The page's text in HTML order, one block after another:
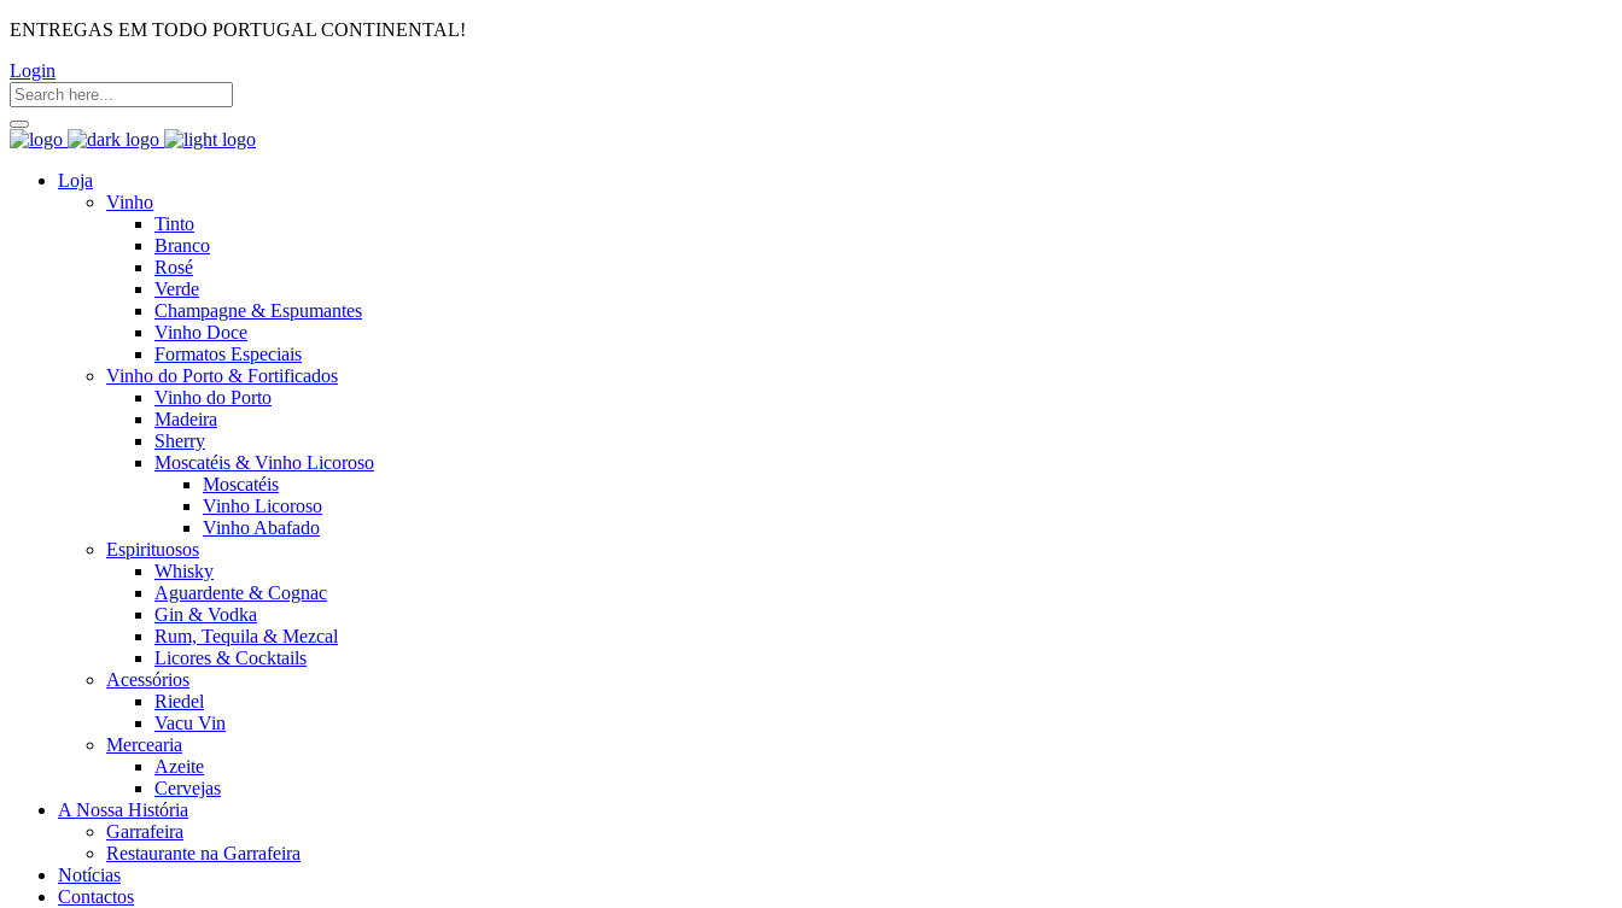
ENTREGAS EM TODO PORTUGAL CONTINENTAL!
Login
Loja
Vinho
Tinto
Branco
Rosé
Verde
Champagne & Espumantes
Vinho Doce
Formatos Especiais
Vinho do Porto & Fortificados
Vinho do Porto
Madeira
Sherry
Moscatéis & Vinho Licoroso
Moscatéis
Vinho Licoroso
Vinho Abafado
Espirituosos
Whisky
Aguardente & Cognac
Gin & Vodka
Rum, Tequila & Mezcal
Licores & Cocktails
Acessórios
Riedel
Vacu Vin
Mercearia
Azeite
Cervejas
A Nossa História
Garrafeira
Restaurante na Garrafeira
Notícias
Contactos